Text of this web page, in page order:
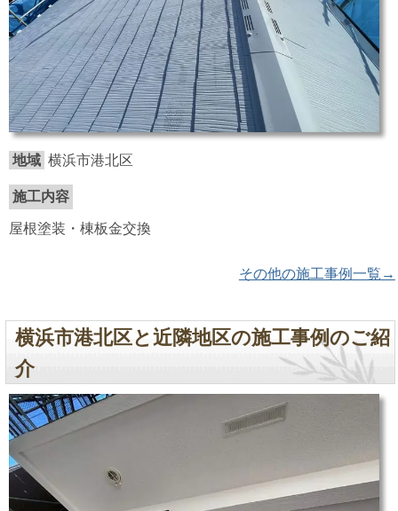
地域 横浜市港北区
施工内容
屋根塗装・棟板金交換
その他の施工事例一覧→
横浜市港北区と近隣地区の施工事例のご紹
介